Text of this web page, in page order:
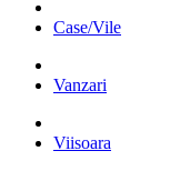
Case/Vile
Vanzari
Viisoara